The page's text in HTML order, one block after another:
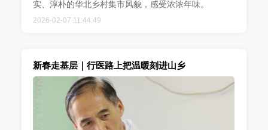
实、淳朴的华北乡村集市风貌，感受浓浓年味。
2026-02-07 11:44:49
新春走基层｜行医路上把温暖刻进山乡